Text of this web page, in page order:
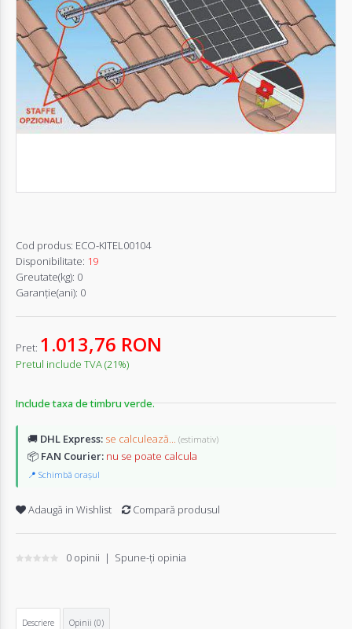
Autentifică-
te
Înregistrează-
te
Cod produs: ECO-KITEL00104
Disponibilitate: 19
Greutate(kg): 0
Garanţie(ani): 0
Pret: 1.013,76 RON
Pretul include TVA (21%)
Include taxa de timbru verde.
🚚 DHL Express: se calculează... (estimativ)
📦 FAN Courier: nu se poate calcula
📍 Schimbă orașul
Adaugă in Wishlist Compară produsul
0 opinii | Spune-ţi opinia
Descriere Opinii (0)